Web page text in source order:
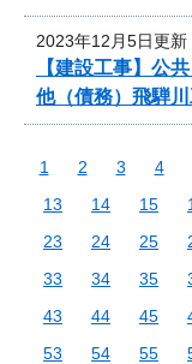
2023年12月5日更新
【建設工事】公
他（債務）飛騨
1 2 3 4
13
14 15
23
24 25
33
34 35
43
44 45
53
54 55